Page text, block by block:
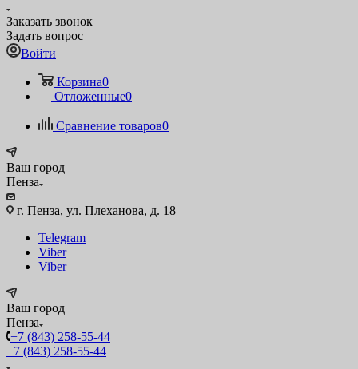
Заказать звонок
Задать вопрос
Войти
Корзина0
Отложенные0
Сравнение товаров0
Ваш город
Пенза
г. Пенза, ул. Плеханова, д. 18
Telegram
Viber
Viber
Ваш город
Пенза
+7 (843) 258-55-44
+7 (843) 258-55-44